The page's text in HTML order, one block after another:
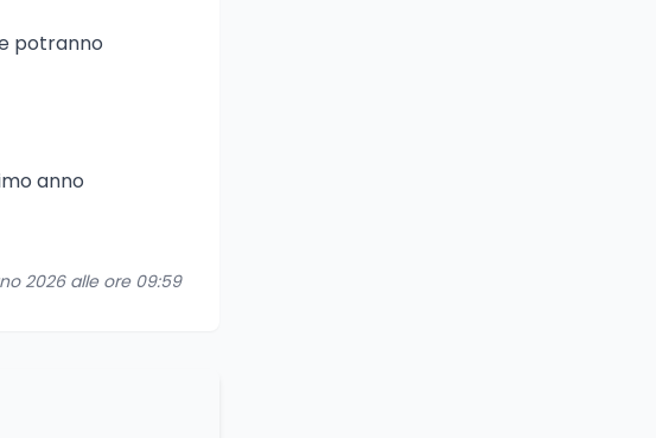
potranno
anno
2026 alle ore 09:59